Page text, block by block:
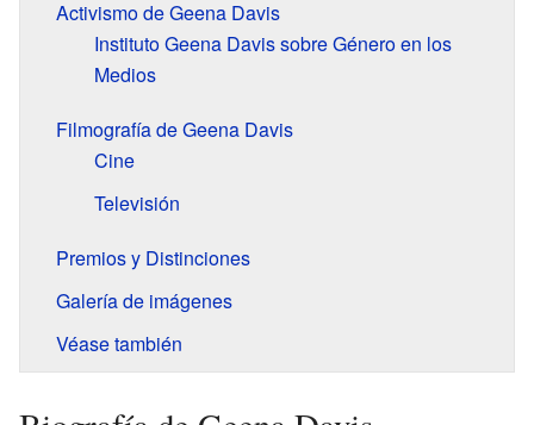
Activismo de Geena Davis
Instituto Geena Davis sobre Género en los
Medios
Filmografía de Geena Davis
Cine
Televisión
Premios y Distinciones
Galería de imágenes
Véase también